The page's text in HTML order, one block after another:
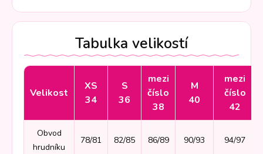
Tabulka velikostí
Velikost
XS
34
S
36
mezi
číslo
38
M
40
mezi
číslo
42
Obvod
hrudníku
78/81 82/85 86/89 90/93 94/97